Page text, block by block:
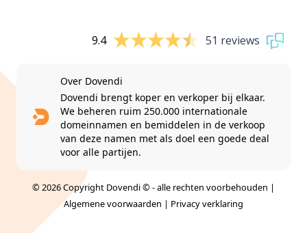
9.4 51 reviews
Over Dovendi
Dovendi brengt koper en verkoper bij elkaar.
We beheren ruim 250.000 internationale
domeinnamen en bemiddelen in de verkoop
van deze namen met als doel een goede deal
voor alle partijen.
© 2026 Copyright Dovendi © - alle rechten voorbehouden |
Algemene voorwaarden | Privacy verklaring